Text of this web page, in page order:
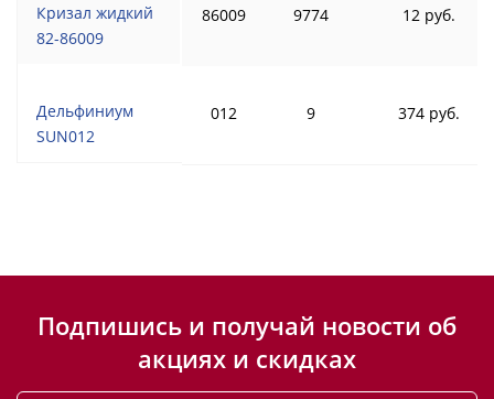
Кризал жидкий
82-86009
Дельфиниум
SUN012
86009 9774 12 руб.
012 9 374 руб.
Подпишись и получай новости об
акциях и скидках